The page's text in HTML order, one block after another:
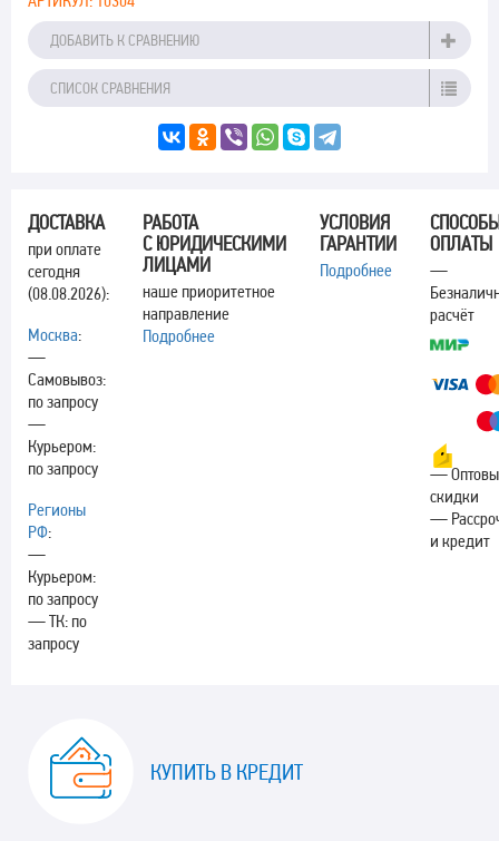
ДОБАВИТЬ К СРАВНЕНИЮ
СПИСОК СРАВНЕНИЯ
ДОСТАВКА
при оплате
сегодня
(08.08.2026):
Москва:
—
Самовывоз:
по запросу
—
Курьером:
по запросу
Регионы
РФ:
—
Курьером:
по запросу
— ТК: по
запросу
РАБОТА
С ЮРИДИЧЕСКИМИ
ЛИЦАМИ
наше приоритетное
направление
Подробнее
УСЛОВИЯ
ГАРАНТИИ
Подробнее
ОПЛАТЫ
—
расчёт
—
скидки
—
и кредит
КУПИТЬ В КРЕДИТ